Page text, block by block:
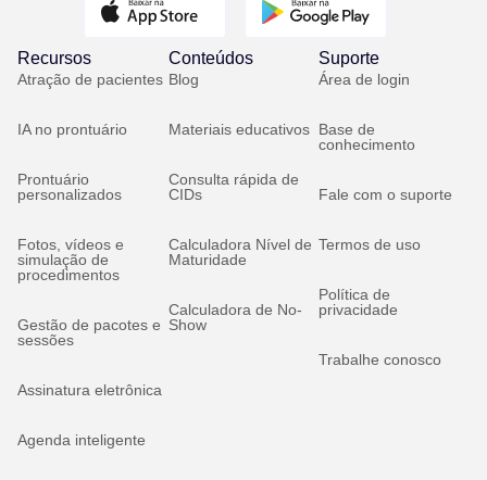
Recursos
Atração de pacientes
IA no prontuário
Prontuário
personalizados
Fotos, vídeos e
simulação de
procedimentos
Gestão de pacotes e
sessões
Assinatura eletrônica
Agenda inteligente
Conteúdos
Blog
Materiais educativos
Consulta rápida de
CIDs
Calculadora Nível de
Maturidade
Calculadora de No-
Show
Suporte
Área de login
Base de
conhecimento
Fale com o suporte
Termos de uso
Política de
privacidade
Trabalhe conosco